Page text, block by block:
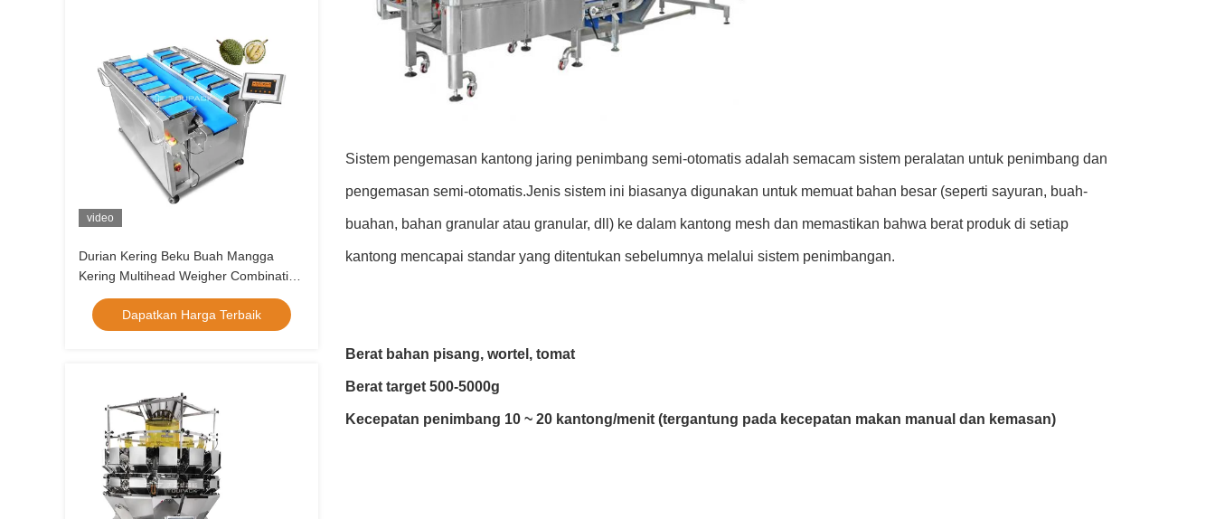
video
Durian Kering Beku Buah Mangga
Kering Multihead Weigher Combination
Equipment Tipe Belt Manual
Dapatkan Harga Terbaik
Sistem pengemasan kantong jaring penimbang semi-otomatis adalah semacam sistem peralatan untuk penimbang dan
pengemasan semi-otomatis.Jenis sistem ini biasanya digunakan untuk memuat bahan besar (seperti sayuran, buah-
buahan, bahan granular atau granular, dll) ke dalam kantong mesh dan memastikan bahwa berat produk di setiap
kantong mencapai standar yang ditentukan sebelumnya melalui sistem penimbangan.
Berat bahan pisang, wortel, tomat
Berat target 500-5000g
Kecepatan penimbang 10 ~ 20 kantong/menit (tergantung pada kecepatan makan manual dan kemasan)